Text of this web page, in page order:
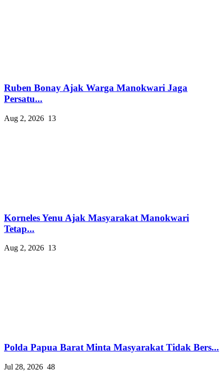
Ruben Bonay Ajak Warga Manokwari Jaga
Persatu...
Aug 2, 2026 13
Korneles Yenu Ajak Masyarakat Manokwari
Tetap...
Aug 2, 2026 13
Polda Papua Barat Minta Masyarakat Tidak Bers...
Jul 28, 2026 48